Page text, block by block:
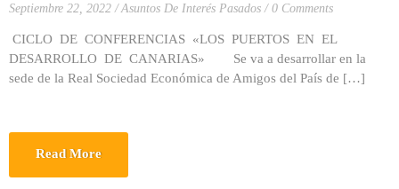
Septiembre 22, 2022 Asuntos De Interés Pasados 0 Comments
CICLO DE CONFERENCIAS «LOS PUERTOS EN EL
DESARROLLO DE CANARIAS» Se va a desarrollar en la
sede de la Real Sociedad Económica de Amigos del País de […]
Read More